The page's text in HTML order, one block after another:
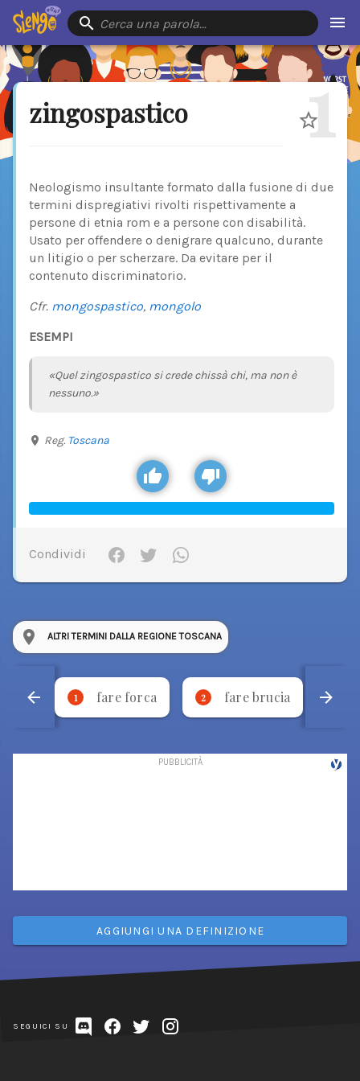
Cerca una parola…
zingospastico 1
Neologismo insultante formato dalla fusione di due
termini dispregiativi rivolti rispettivamente a
persone di etnia rom e a persone con disabilità.
Usato per offendere o denigrare qualcuno, durante
un litigio o per scherzare. Da evitare per il
contenuto discriminatorio.
Cfr. mongospastico, mongolo
ESEMPI
«Quel zingospastico si crede chissà chi, ma non è
nessuno.»
Reg. Toscana
Condividi
ALTRI TERMINI DALLA REGIONE TOSCANA
1 fare forca 2 fare brucia
AGGIUNGI UNA DEFINIZIONE
SEGUICI SU